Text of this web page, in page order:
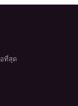
ที่สุด